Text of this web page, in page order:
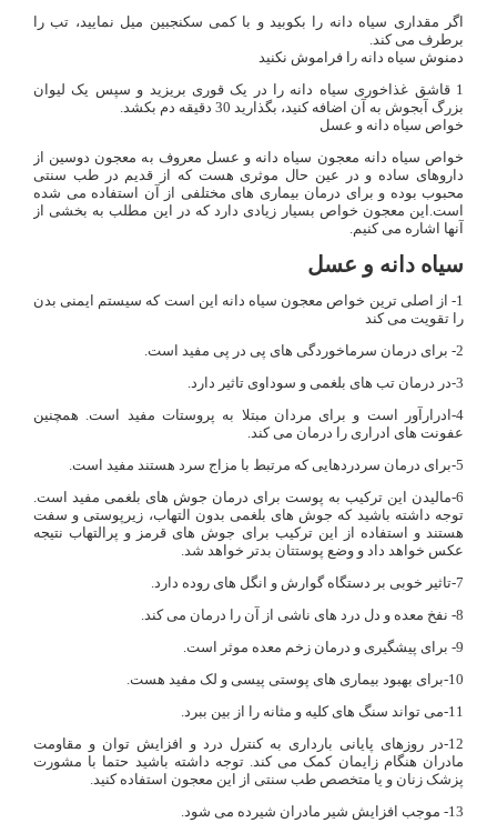
اگر مقداری سیاه دانه را بکوبید و با کمی سکنجبین میل نمایید، تب را
برطرف می کند.
دمنوش سیاه دانه را فراموش نکنید
1 قاشق غذاخوری سیاه دانه را در یک قوری بریزید و سپس یک لیوان
بزرگ آبجوش به آن اضافه کنید، بگذارید 30 دقیقه دم بکشد.
خواص سیاه دانه و عسل
خواص سیاه دانه معجون سیاه دانه و عسل معروف به معجون دوسین از
داروهای ساده و در عین حال موثری هست که از قدیم در طب سنتی
محبوب بوده و برای درمان بیماری های مختلفی از آن استفاده می شده
است.این معجون خواص بسیار زیادی دارد که در این مطلب به بخشی از
آنها اشاره می کنیم.
سیاه دانه و عسل
1- از اصلی ترین خواص معجون سیاه دانه این است که سیستم ایمنی بدن
را تقویت می کند
2- برای درمان سرماخوردگی های پی در پی مفید است.
3-در درمان تب های بلغمی و سوداوی تاثیر دارد.
4-ادرارآور است و برای مردان مبتلا به پروستات مفید است. همچنین
عفونت های ادراری را درمان می کند.
5-برای درمان سردردهایی که مرتبط با مزاج سرد هستند مفید است.
6-مالیدن این ترکیب به پوست برای درمان جوش های بلغمی مفید است.
توجه داشته باشید که جوش های بلغمی بدون التهاب، زیرپوستی و سفت
هستند و استفاده از این ترکیب برای جوش های قرمز و پرالتهاب نتیجه
عکس خواهد داد و وضع پوستتان بدتر خواهد شد.
7-تاثیر خوبی بر دستگاه گوارش و انگل های روده دارد.
8- نفخ معده و دل درد های ناشی از آن را درمان می کند.
9- برای پیشگیری و درمان زخم معده موثر است.
10-برای بهبود بیماری های پوستی پیسی و لک مفید هست.
11-می تواند سنگ های کلیه و مثانه را از بین ببرد.
12-در روزهای پایانی بارداری به کنترل درد و افزایش توان و مقاومت
مادران هنگام زایمان کمک می کند. توجه داشته باشید حتما با مشورت
پزشک زنان و یا متخصص طب سنتی از این معجون استفاده کنید.
13- موجب افزایش شیر مادران شیرده می شود.